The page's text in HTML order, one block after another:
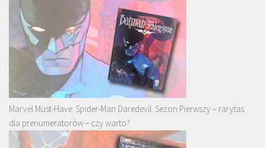
Marvel Must-Have: Spider-Man Daredevil. Sezon Pierwszy – rarytas
dla prenumeratorów – czy warto?